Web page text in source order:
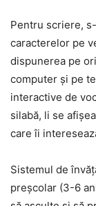
Pentru scriere,
caracterelor pe
dispunerea pe
computer și pe
interactive de
silabă, li se
care îi
Sistemul de
preșcolar (3-6